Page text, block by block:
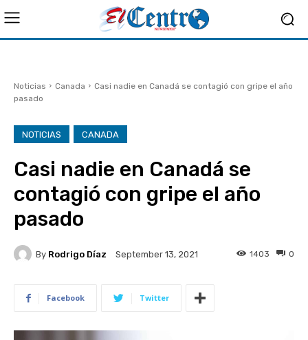
Noticias Canada
Casi nadie en Canadá se contagió con gripe el año
pasado
NOTICIAS CANADA
Casi nadie en Canadá se
contagió con gripe el año
pasado
By Rodrigo Díaz September 13, 2021 0
1403
Facebook Twitter